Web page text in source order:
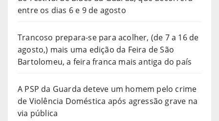
entre os dias 6 e 9 de agosto
Trancoso prepara-se para acolher, (de 7 a 16 de
agosto,) mais uma edição da Feira de São
Bartolomeu, a feira franca mais antiga do país
A PSP da Guarda deteve um homem pelo crime
de Violência Doméstica após agressão grave na
via pública